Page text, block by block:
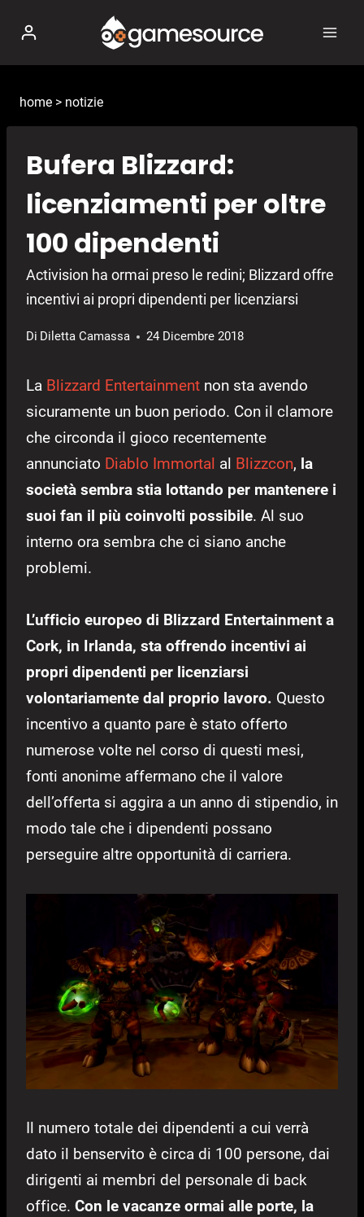
contenuto
home > notizie
Bufera Blizzard:
licenziamenti per oltre
100 dipendenti
Activision ha ormai preso le redini; Blizzard offre
incentivi ai propri dipendenti per licenziarsi
Di Diletta Camassa 24 Dicembre 2018
La Blizzard Entertainment non sta avendo
sicuramente un buon periodo. Con il clamore
che circonda il gioco recentemente
annunciato Diablo Immortal al Blizzcon, la
società sembra stia lottando per mantenere i
suoi fan il più coinvolti possibile. Al suo
interno ora sembra che ci siano anche
problemi.
L’ufficio europeo di Blizzard Entertainment a
Cork, in Irlanda, sta offrendo incentivi ai
propri dipendenti per licenziarsi
volontariamente dal proprio lavoro. Questo
incentivo a quanto pare è stato offerto
numerose volte nel corso di questi mesi,
fonti anonime affermano che il valore
dell’offerta si aggira a un anno di stipendio, in
modo tale che i dipendenti possano
perseguire altre opportunità di carriera.
Il numero totale dei dipendenti a cui verrà
dato il benservito è circa di 100 persone, dai
dirigenti ai membri del personale di back
office. Con le vacanze ormai alle porte, la